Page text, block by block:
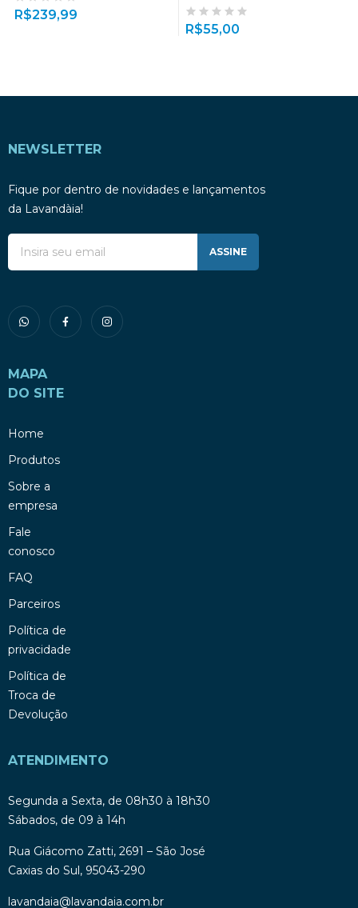
R$239,99
R$55,00
NEWSLETTER
Fique por dentro de novidades e lançamentos
da Lavandàia!
ASSINE
MAPA
DO SITE
Home
Produtos
Sobre a
empresa
Fale
conosco
FAQ
Parceiros
Política de
privacidade
Política de
Troca de
Devolução
ATENDIMENTO
Segunda a Sexta, de 08h30 à 18h30
Sábados, de 09 à 14h
Rua Giácomo Zatti, 2691 – São José
Caxias do Sul, 95043-290
lavandaia@lavandaia.com.br